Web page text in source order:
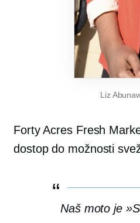
Liz
Forty Acres Fresh
dostop do možnosti
Naš moto je